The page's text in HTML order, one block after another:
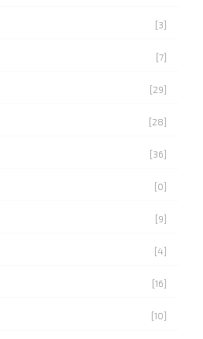
[3]
[7]
[29]
[28]
[36]
[0]
[9]
[4]
[16]
[10]